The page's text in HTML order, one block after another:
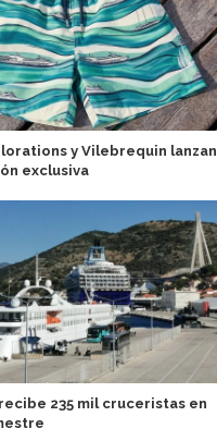
y Vilebrequin lanzan
exclusiva
235 mil cruceristas en